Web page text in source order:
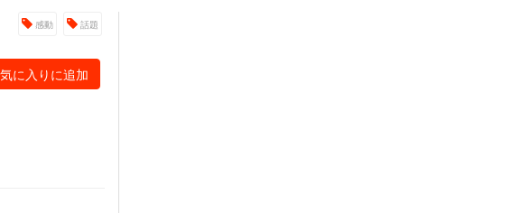
感動 話題
に入りに追加